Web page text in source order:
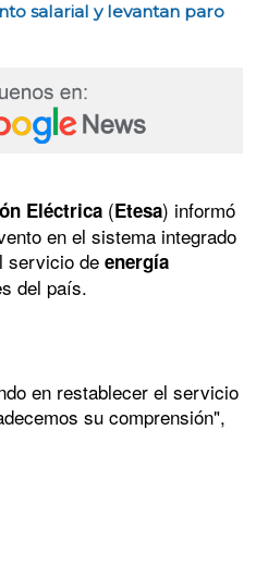
salarial y levantan paro
Eléctrica (Etesa) informó
en el sistema integrado
servicio de energía
del país.
en restablecer el servicio
su comprensión",